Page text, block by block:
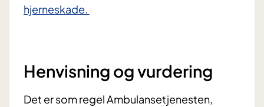
hjerneskade.
Henvisning og vurdering
Det er som regel Ambulansetjenesten,